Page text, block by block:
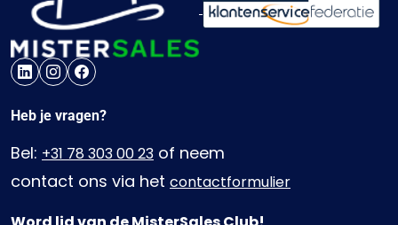
Heb je vragen?
Bel: +31 78 303 00 23 of neem
contact ons via het contactformulier